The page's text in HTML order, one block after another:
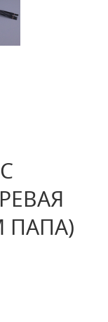
ПАПА)